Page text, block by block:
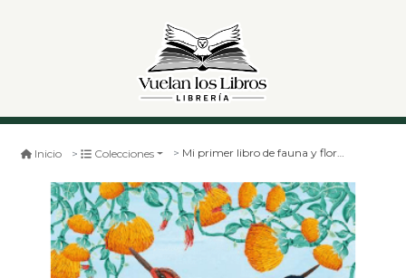
Inicio Colecciones Mi primer libro de fauna y flora de juan fernández